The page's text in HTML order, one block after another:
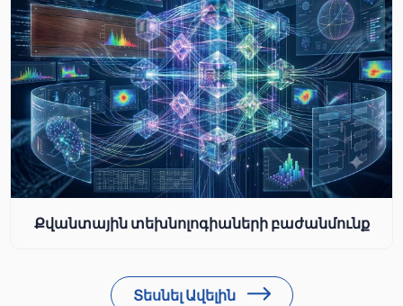
Քվանտային տեխնոլոգիաների բաժանմունք
Տեսնել Ավելին